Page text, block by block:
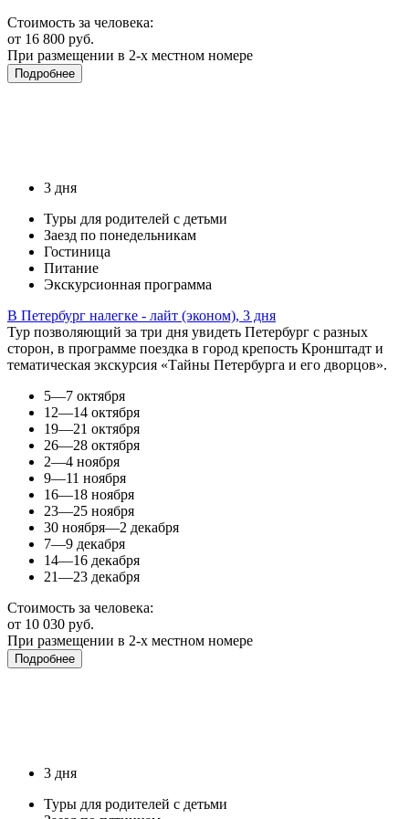
Стоимость за человека:
от 16 800 руб.
При размещении в 2-х местном номере
Подробнее
3 дня
Туры для родителей с детьми
Заезд по понедельникам
Гостиница
Питание
Экскурсионная программа
В Петербург налегке - лайт (эконом), 3 дня
Тур позволяющий за три дня увидеть Петербург с разных
сторон, в программе поездка в город крепость Кронштадт и
тематическая экскурсия «Тайны Петербурга и его дворцов».
5—7 октября
12—14 октября
19—21 октября
26—28 октября
2—4 ноября
9—11 ноября
16—18 ноября
23—25 ноября
30 ноября—2 декабря
7—9 декабря
14—16 декабря
21—23 декабря
Стоимость за человека:
от 10 030 руб.
При размещении в 2-х местном номере
Подробнее
3 дня
Туры для родителей с детьми